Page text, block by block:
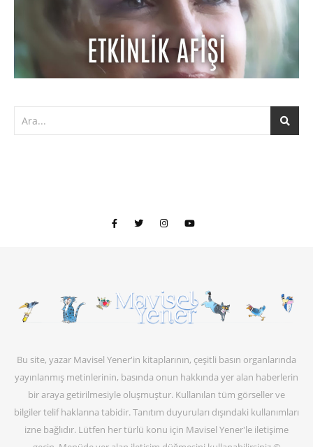
Bu site, yazar Mavisel Yener'in kitaplarının, çeşitli basın organlarında
yayınlanmış metinlerinin, basında onun hakkında yer alan haberlerin
bir araya getirilmesiyle oluşmuştur. Kullanılan tüm görseller ve
bilgiler telif haklarına tabidir. Tanıtım duyuruları dışındaki kullanımları
izne bağlıdır. Lütfen her türlü konu için Mavisel Yener'le iletişime